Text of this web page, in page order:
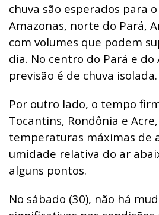
chuva são esperados para
Amazonas, norte do Pará,
com volumes que podem
dia. No centro do Pará e do
previsão é de chuva isolada.
Por outro lado, o tempo
Tocantins, Rondônia e
temperaturas máximas de
umidade relativa do ar
alguns pontos.
No sábado (30), não há